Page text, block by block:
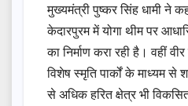
मुख्यमंत्री पुष्कर सिंह धामी ने
केदारपुरम में योगा थीम पर
का निर्माण करा रही है। वहीं
विशेष स्मृति पार्कों के माध्यम से
से अधिक हरित क्षेत्र भी